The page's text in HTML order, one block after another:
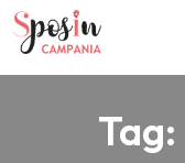
Tag: